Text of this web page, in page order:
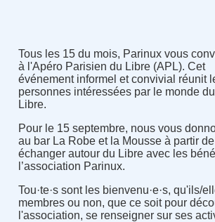
Tous les 15 du mois, Parinux vous
à l'Apéro Parisien du Libre (APL). Cet
événement informel et convivial réunit
personnes intéressées par le monde du
Libre.
Pour le 15 septembre, nous vous
au bar La Robe et la Mousse à partir
échanger autour du Libre avec les
l’association Parinux.
Tou·te·s sont les bienvenu·e·s, qu'ils/
membres ou non, que ce soit pour
l'association, se renseigner sur ses